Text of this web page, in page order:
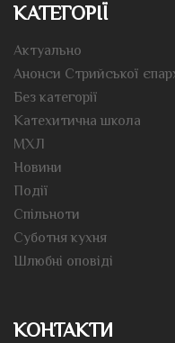
КАТЕГОРІЇ
Актуально
Анонси Стрийської
Без категорії
Катехитична школа
МХЛ
Новини
Події
Спільноти
Суботня кухня
Шлюбні оповіді
КОНТАКТИ